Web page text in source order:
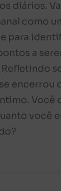
diários.
como
para
a
encerrou
Você
você